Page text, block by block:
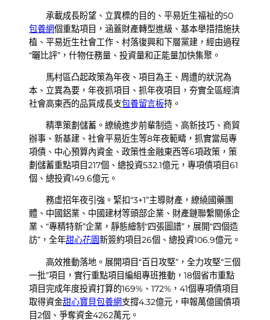
承載成長盼望、立異標的目的、平易近生福祉的50
包養網個重點項目，涵蓋財產轉型進級、基本舉措措施扶
植、平易近生社會工作、村落復興和下層黨建，經由過程
“曬比評”，什物任務量、投資量和正能量加快集聚。
馬村區凸起政策為年夜、項目為王、周遭的狀況為
本、立異為要，年夜抓項目、抓年夜項目，夯實全區經濟
社會高東西的品質成長支包養留言板持。
精準策劃儲蓄。繚繞進步前輩制造、高新技巧、商貿
辦事、新基建、社會平易近生等8年夜範疇，抓實當局專
項債、中心預算內資金、政策性金融東西等6項政策，策
劃儲蓄重點項目217個、總投資532.1億元，專項債項目61
個、總投資149.6億元。
務虛招年夜引強。緊扣“3+1”主導財產，繚繞國藥團
體、中國鋁業、中國建材等頭部企業、財產鏈聯繫關係企
業、“專精特新”企業，靜態繪制“四張圖譜”，展開“四個造
訪”，全年甜心花園新簽約項目26個、總投資106.9億元。
高效推動落地。展開項目“百日攻堅”，全力攻堅“三個
一批”項目，實行重點項目編組專班推動，18個省市重點
項目完成年度投資打算的169%、172%，41個專項債項目
取得資金甜心寶貝包養網支撐4.32億元，申報萬億國債項
目2個、爭奪資金4262萬元。